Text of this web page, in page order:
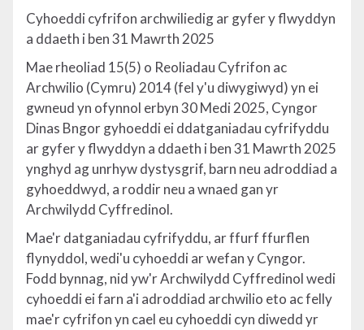
Cyhoeddi cyfrifon archwiliedig ar gyfer y flwyddyn
a ddaeth i ben 31 Mawrth 2025
Mae rheoliad 15(5) o Reoliadau Cyfrifon ac
Archwilio (Cymru) 2014 (fel y'u diwygiwyd) yn ei
gwneud yn ofynnol erbyn 30 Medi 2025, Cyngor
Dinas Bngor gyhoeddi ei ddatganiadau cyfrifyddu
ar gyfer y flwyddyn a ddaeth i ben 31 Mawrth 2025
ynghyd ag unrhyw dystysgrif, barn neu adroddiad a
gyhoeddwyd, a roddir neu a wnaed gan yr
Archwilydd Cyffredinol.
Mae'r datganiadau cyfrifyddu, ar ffurf ffurflen
flynyddol, wedi'u cyhoeddi ar wefan y Cyngor.
Fodd bynnag, nid yw'r Archwilydd Cyffredinol wedi
cyhoeddi ei farn a'i adroddiad archwilio eto ac felly
mae'r cyfrifon yn cael eu cyhoeddi cyn diwedd yr